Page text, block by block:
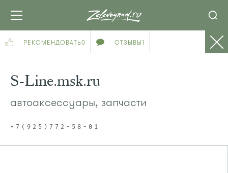
РЕКОМЕНДОВАТЬ0 ОТЗЫВЫ1
S-Line.msk.ru
автоаксессуары, запчасти
+7(925)772-58-01